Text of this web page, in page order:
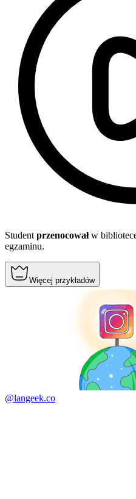
Student przenocowałw
egzaminu.
Więcej przykładów
@langeek.co